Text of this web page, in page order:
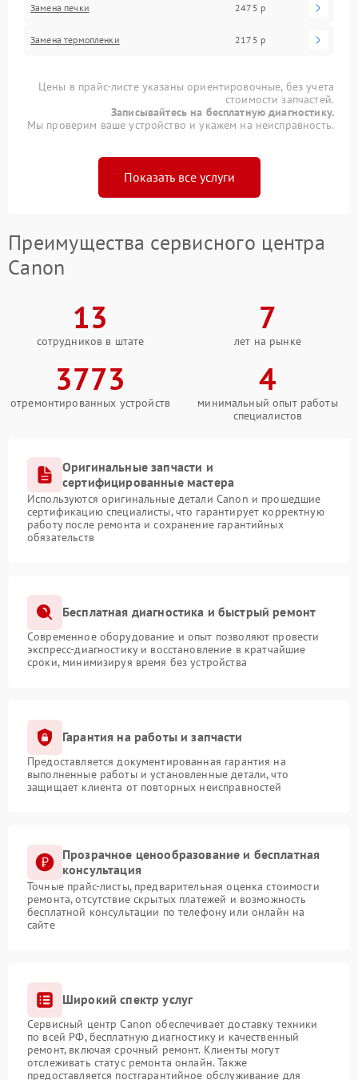
Замена печки 2475 р
Замена термопленки 2175 р
Цены в прайс-листе указаны ориентировочные, без учета
стоимости запчастей.
Записывайтесь на бесплатную диагностику.
Мы проверим ваше устройство и укажем на неисправность.
Показать все услуги
Преимущества сервисного центра
Canon
13
сотрудников в штате
7
лет на рынке
3773
отремонтированных устройств
4
минимальный опыт работы
специалистов
Оригинальные запчасти и
сертифицированные мастера
Используются оригинальные детали Canon и прошедшие
сертификацию специалисты, что гарантирует корректную
работу после ремонта и сохранение гарантийных
обязательств
Бесплатная диагностика и быстрый ремонт
Современное оборудование и опыт позволяют провести
экспресс-диагностику и восстановление в кратчайшие
сроки, минимизируя время без устройства
Гарантия на работы и запчасти
Предоставляется документированная гарантия на
выполненные работы и установленные детали, что
защищает клиента от повторных неисправностей
Прозрачное ценообразование и бесплатная
консультация
Точные прайс-листы, предварительная оценка стоимости
ремонта, отсутствие скрытых платежей и возможность
бесплатной консультации по телефону или онлайн на
сайте
Широкий спектр услуг
Сервисный центр Canon обеспечивает доставку техники
по всей РФ, бесплатную диагностику и качественный
ремонт, включая срочный ремонт. Клиенты могут
отслеживать статус ремонта онлайн. Также
предоставляется постгарантийное обслуживание для